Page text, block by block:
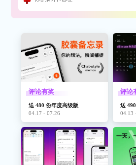
评论有奖
送 480 份年度高级版
04.17 - 07.26
评论
送
04.13